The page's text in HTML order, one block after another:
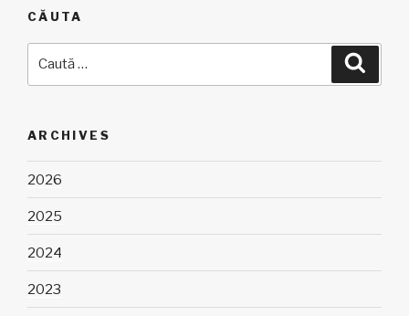
CĂUTA
ARCHIVES
2026
2025
2024
2023